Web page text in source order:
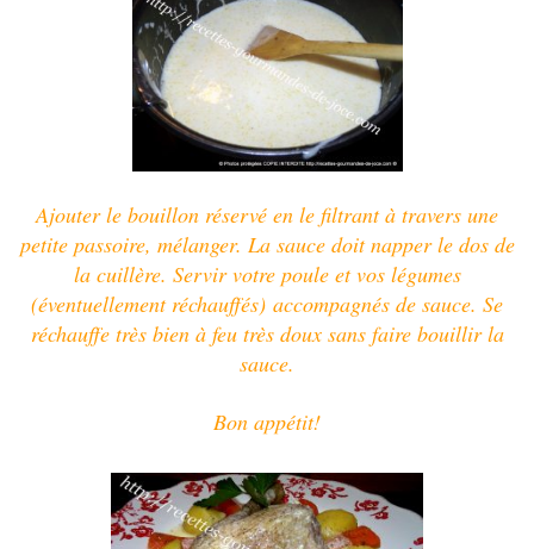
Ajouter le bouillon réservé en le filtrant à travers une
petite passoire, mélanger. La sauce doit napper le dos de
la cuillère. Servir votre poule et vos légumes
(éventuellement réchauffés) accompagnés de sauce. Se
réchauffe très bien à feu très doux sans faire bouillir la
sauce.
Bon appétit!